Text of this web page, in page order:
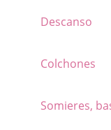
Descanso
Colchones
Somieres,